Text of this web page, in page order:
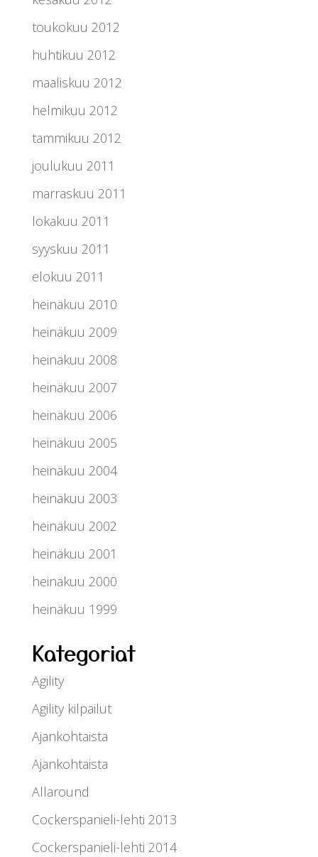
toukokuu 2012
huhtikuu 2012
maaliskuu 2012
helmikuu 2012
tammikuu 2012
joulukuu 2011
marraskuu 2011
lokakuu 2011
syyskuu 2011
elokuu 2011
heinäkuu 2010
heinäkuu 2009
heinäkuu 2008
heinäkuu 2007
heinäkuu 2006
heinäkuu 2005
heinäkuu 2004
heinäkuu 2003
heinäkuu 2002
heinäkuu 2001
heinäkuu 2000
heinäkuu 1999
Kategoriat
Agility
Agility kilpailut
Ajankohtaista
Ajankohtaista
Allaround
Cockerspanieli-lehti 2013
Cockerspanieli-lehti 2014